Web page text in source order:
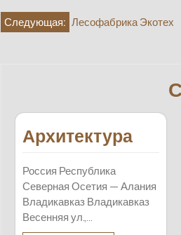
Навигация
Следующая: Лесофабрика Экотех
Архитектура
Россия Республика
Северная Осетия — Алания
Владикавказ Владикавказ
Весенняя ул.,…